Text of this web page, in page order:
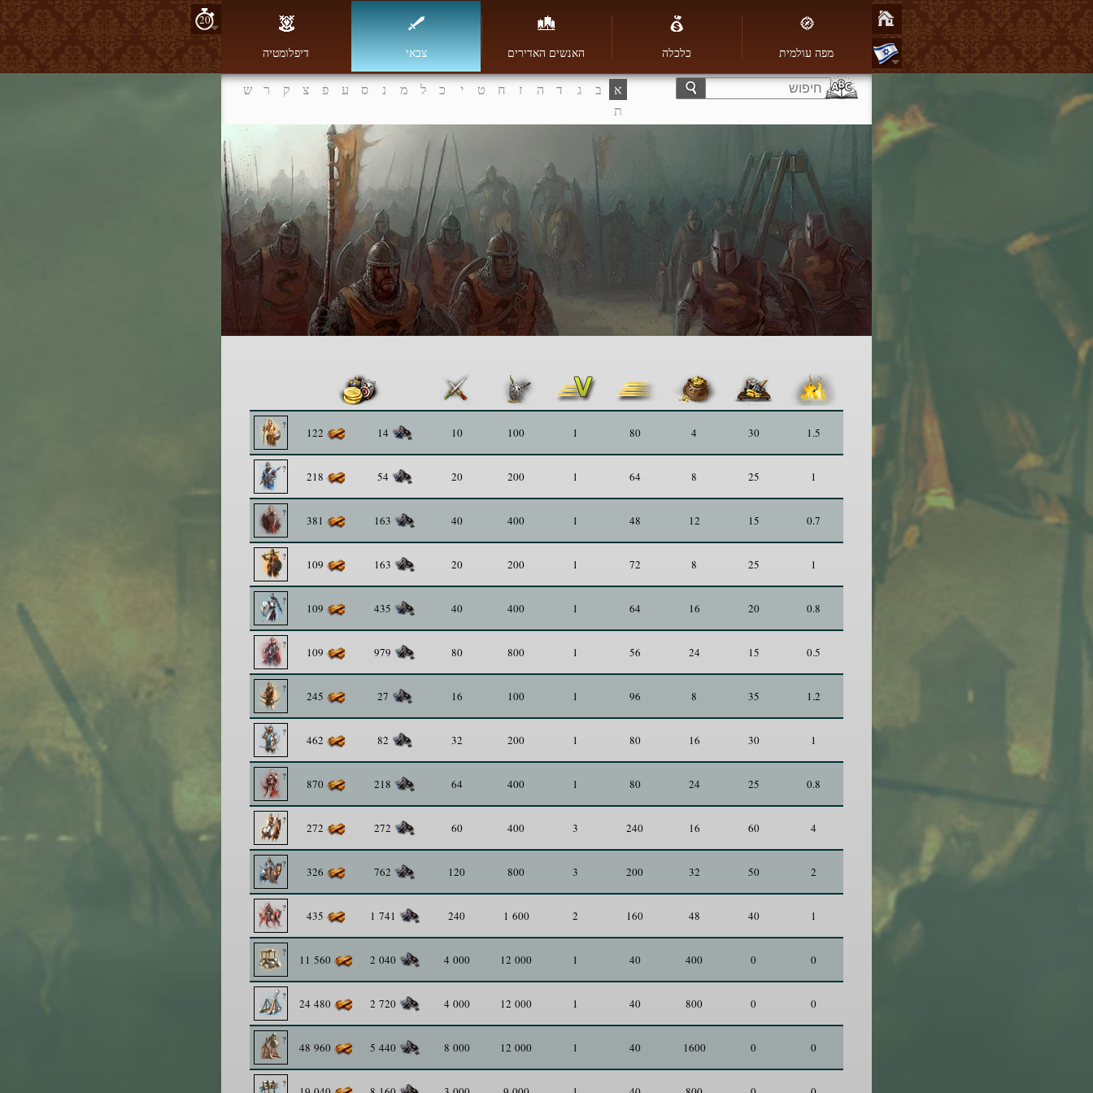
20
מפה עולמית כלכלה האנשים האדירים צבאי דיפלומטיה
א ב ג ד ה ז ח ט י כ ל מ נ ס ע פ צ ק ר
ש
ת
122 14 10 100 1 80 4 30 1.5
218 54 20 200 1 64 8 25 1
381 163 40 400 1 48 12 15 0.7
109 163 20 200 1 72 8 25 1
109 435 40 400 1 64 16 20 0.8
109 979 80 800 1 56 24 15 0.5
245 27 16 100 1 96 8 35 1.2
462 82 32 200 1 80 16 30 1
870 218 64 400 1 80 24 25 0.8
272 272 60 400 3 240 16 60 4
326 762 120 800 3 200 32 50 2
435 1 741 240 1 600 2 160 48 40 1
11 560 2 040 4 000 12 000 1 40 400 0 0
24 480 2 720 4 000 12 000 1 40 800 0 0
48 960 5 440 8 000 12 000 1 40 1600 0 0